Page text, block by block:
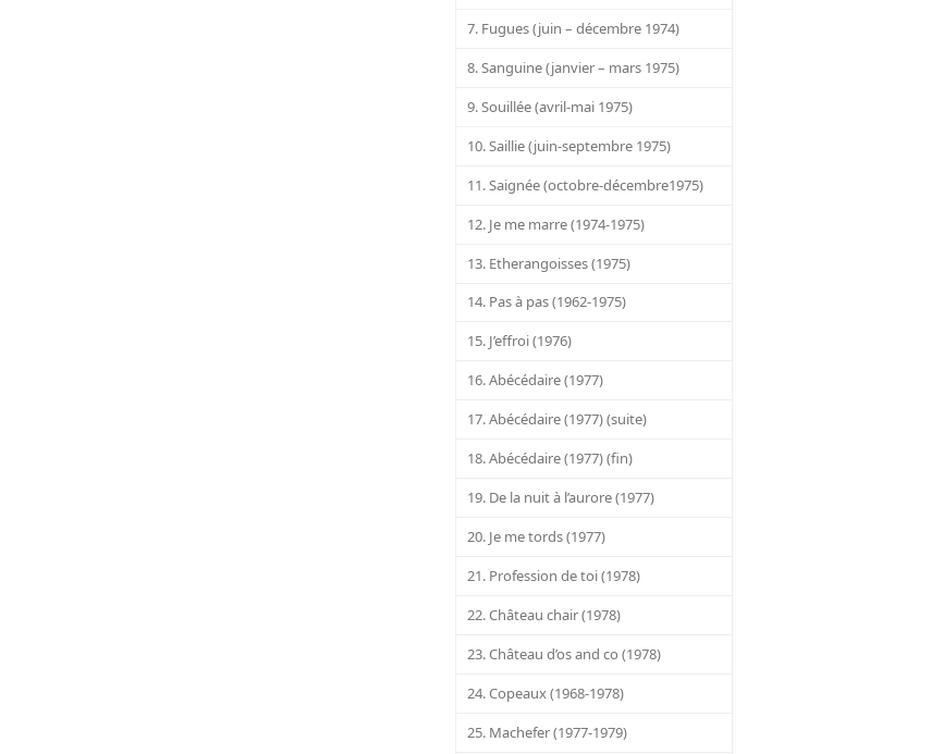
7. Fugues (juin – décembre 1974)
8. Sanguine (janvier – mars 1975)
9. Souillée (avril-mai 1975)
10. Saillie (juin-septembre 1975)
11. Saignée (octobre-décembre1975)
12. Je me marre (1974-1975)
13. Etherangoisses (1975)
14. Pas à pas (1962-1975)
15. J’effroi (1976)
16. Abécédaire (1977)
17. Abécédaire (1977) (suite)
18. Abécédaire (1977) (fin)
19. De la nuit à l’aurore (1977)
20. Je me tords (1977)
21. Profession de toi (1978)
22. Château chair (1978)
23. Château d’os and co (1978)
24. Copeaux (1968-1978)
25. Machefer (1977-1979)